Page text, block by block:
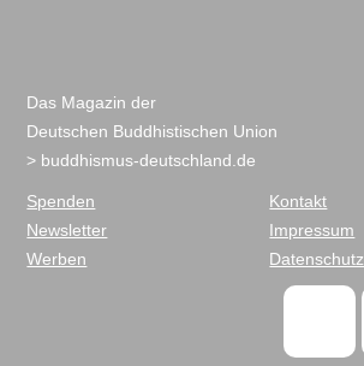
Das Magazin der
Deutschen Buddhistischen Union
> buddhismus-deutschland.de
Spenden
Newsletter
Werben
Kontakt
Impressum
Datenschutz